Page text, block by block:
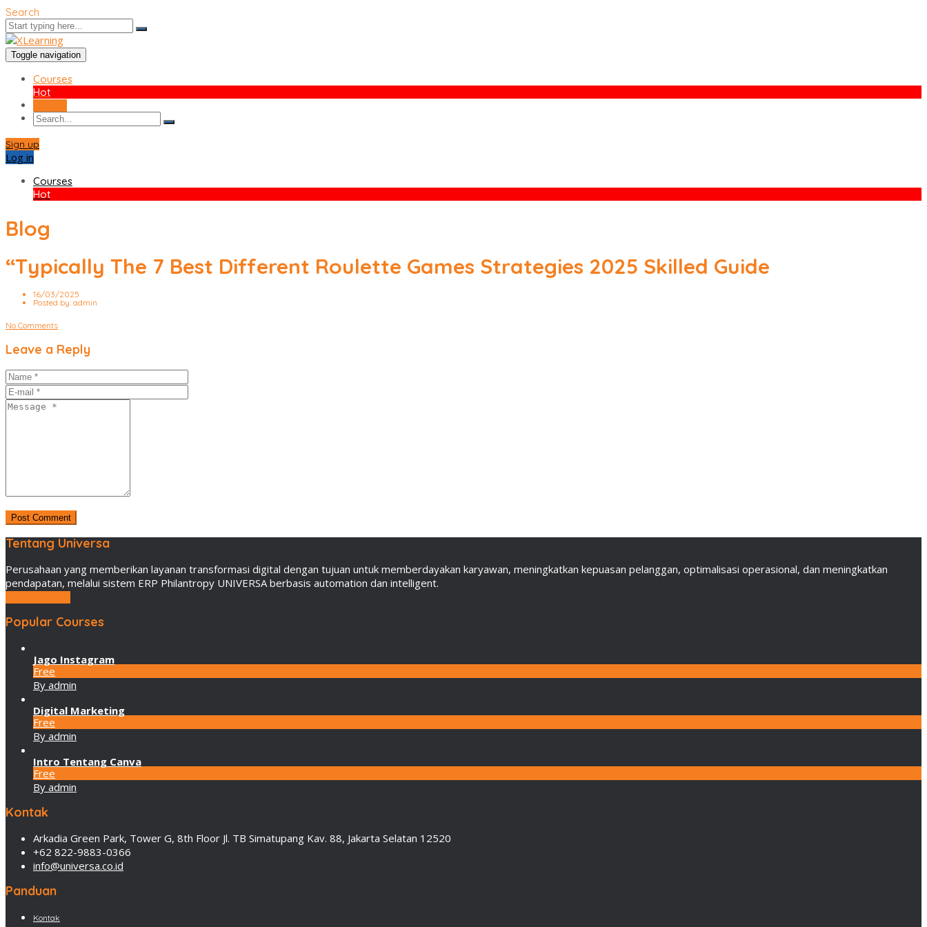
Search
Toggle navigation
Courses
Hot
Sign up
Log in
Courses
Hot
Blog
“Typically The 7 Best Different Roulette Games Strategies 2025 Skilled Guide
16/03/2025
Posted by: admin
No Comments
Leave a Reply
Tentang Universa
Perusahaan yang memberikan layanan transformasi digital dengan tujuan untuk memberdayakan karyawan, meningkatkan kepuasan pelanggan, optimalisasi operasional, dan meningkatkan
pendapatan, melalui sistem ERP Philantropy UNIVERSA berbasis automation dan intelligent.
Popular Courses
Jago Instagram
Free
By admin
Digital Marketing
Free
By admin
Intro Tentang Canva
Free
By admin
Kontak
Arkadia Green Park, Tower G, 8th Floor Jl. TB Simatupang Kav. 88, Jakarta Selatan 12520
+62 822-9883-0366
info@universa.co.id
Panduan
Kontak